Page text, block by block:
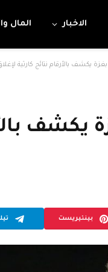
الاخبار المال
يكشف بالأرقام نتائج كارثية
بينتيريست